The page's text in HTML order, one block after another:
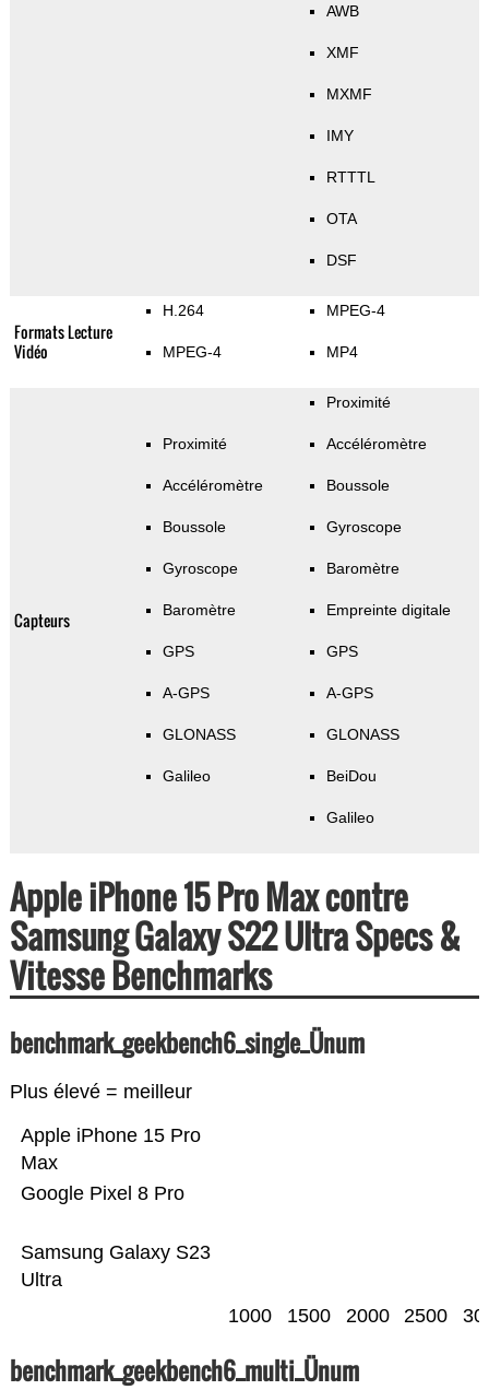
AWB
XMF
MXMF
IMY
RTTTL
OTA
DSF
Formats Lecture
Vidéo
H.264
MPEG-4
MPEG-4
MP4
Capteurs
Proximité
Accéléromètre
Boussole
Gyroscope
Baromètre
GPS
A-GPS
GLONASS
Galileo
Proximité
Accéléromètre
Boussole
Gyroscope
Baromètre
Empreinte digitale
GPS
A-GPS
GLONASS
BeiDou
Galileo
Apple iPhone 15 Pro Max contre
Samsung Galaxy S22 Ultra Specs &
Vitesse Benchmarks
benchmark_geekbench6_single_Ünum
Plus élevé = meilleur
Samsung Galaxy S23
Ultra
Google Pixel 8 Pro
Apple iPhone 15 Pro
Max
1000 1500 2000 2500
benchmark_geekbench6_multi_Ünum